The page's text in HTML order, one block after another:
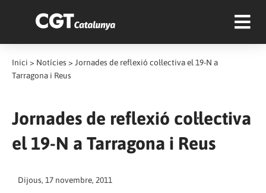
Inici > Notícies > Jornades de reflexió col·lectiva el 19-N a
Tarragona i Reus
Jornades de reflexió col·lectiva
el 19-N a Tarragona i Reus
Dijous, 17 novembre, 2011